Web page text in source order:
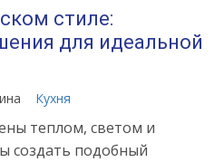
стиле:
для идеальной
Кухня
теплом, светом и
создать подобный